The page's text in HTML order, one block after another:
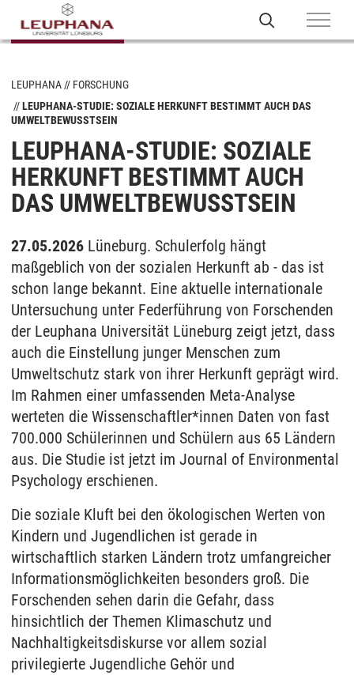
LEUPHANA
FORSCHUNG
LEUPHANA-STUDIE: SOZIALE HERKUNFT BESTIMMT AUCH DAS
UMWELTBEWUSSTSEIN
LEUPHANA-STUDIE: SOZIALE
HERKUNFT BESTIMMT AUCH
DAS UMWELTBEWUSSTSEIN
27.05.2026 Lüneburg. Schulerfolg hängt
maßgeblich von der sozialen Herkunft ab - das ist
schon lange bekannt. Eine aktuelle internationale
Untersuchung unter Federführung von Forschenden
der Leuphana Universität Lüneburg zeigt jetzt, dass
auch die Einstellung junger Menschen zum
Umweltschutz stark von ihrer Herkunft geprägt wird.
Im Rahmen einer umfassenden Meta-Analyse
werteten die Wissenschaftler*innen Daten von fast
700.000 Schülerinnen und Schülern aus 65 Ländern
aus. Die Studie ist jetzt im Journal of Environmental
Psychology erschienen.
Die soziale Kluft bei den ökologischen Werten von
Kindern und Jugendlichen ist gerade in
wirtschaftlich starken Ländern trotz umfangreicher
Informationsmöglichkeiten besonders groß. Die
Forschenden sehen darin die Gefahr, dass
hinsichtlich der Themen Klimaschutz und
Nachhaltigkeitsdiskurse vor allem sozial
privilegierte Jugendliche Gehör und